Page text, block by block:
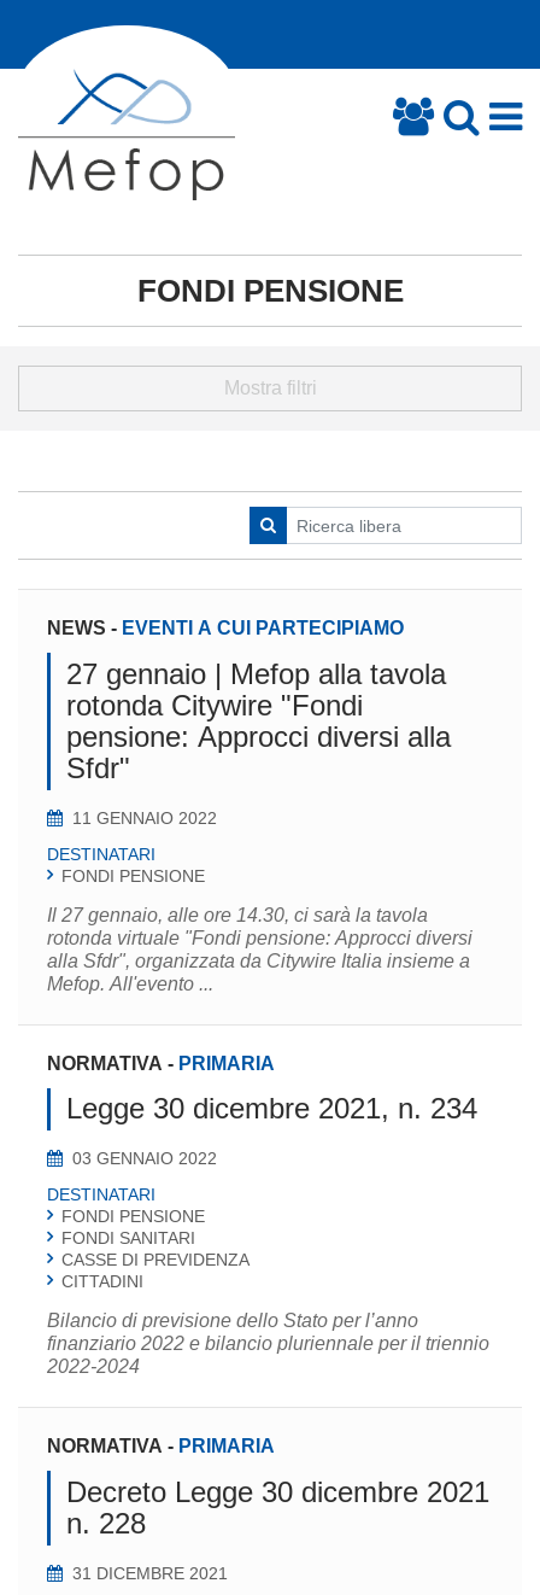
FONDI PENSIONE
Mostra filtri
NEWS - EVENTI A CUI PARTECIPIAMO
27 gennaio | Mefop alla tavola
rotonda Citywire "Fondi
pensione: Approcci diversi alla
Sfdr"
11 GENNAIO 2022
DESTINATARI
FONDI PENSIONE
Il 27 gennaio, alle ore 14.30, ci sarà la tavola
rotonda virtuale "Fondi pensione: Approcci diversi
alla Sfdr", organizzata da Citywire Italia insieme a
Mefop. All'evento ...
NORMATIVA - PRIMARIA
Legge 30 dicembre 2021, n. 234
03 GENNAIO 2022
DESTINATARI
FONDI PENSIONE
FONDI SANITARI
CASSE DI PREVIDENZA
CITTADINI
Bilancio di previsione dello Stato per l’anno
finanziario 2022 e bilancio pluriennale per il triennio
2022-2024
NORMATIVA - PRIMARIA
Decreto Legge 30 dicembre 2021
n. 228
31 DICEMBRE 2021